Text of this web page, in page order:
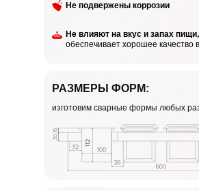
РАЗМЕРЫ ФОРМ:
изготовим сварные формы любых
Не подвержены коррозии
Не влияют на вкус и запах пищи,
обеспечивает хорошее качество